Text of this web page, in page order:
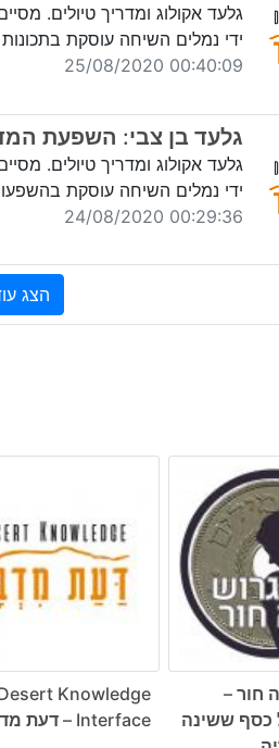
גלעד אקולוג ומדריך טיולים.
ידי נמלים השיחה עוסקת
00:40:09 25/08/2020
גלעד בן צבי: השפעת
גלעד אקולוג ומדריך טיולים.
ידי נמלים השיחה עוסקת
00:29:36 24/08/2020
הצג
חור –
כסף ששינה
Knowledge
Interface – דעת מדבר